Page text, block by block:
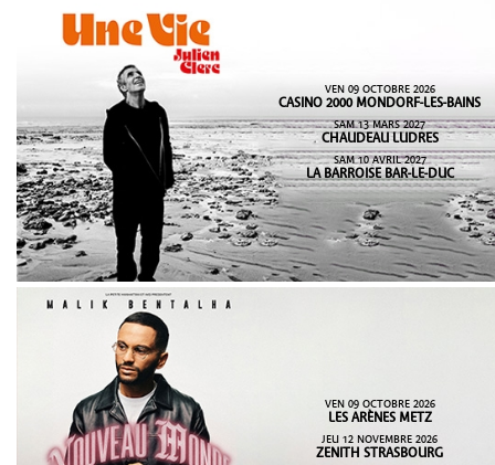
VEN 09 OCTOBRE 2026
CASINO 2000 MONDORF-LES-BAINS
SAM 13 MARS 2027
CHAUDEAU LUDRES
SAM 10 AVRIL 2027
LA BARROISE BAR-LE-DUC
VEN 09 OCTOBRE 2026
LES ARÈNES METZ
JEU 12 NOVEMBRE 2026
ZENITH STRASBOURG